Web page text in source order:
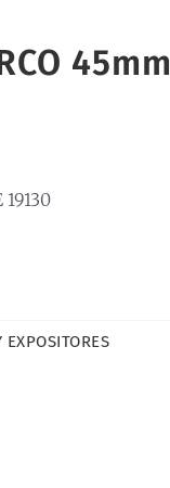
45mm
19130
EXPOSITORES